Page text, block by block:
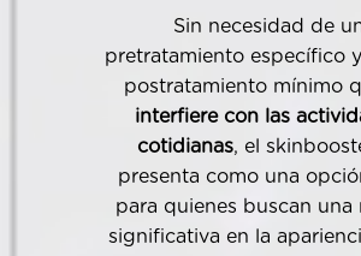
Sin necesidad de
pretratamiento específico
postratamiento mínimo
interfiere con las
cotidianas, el
presenta como una
para quienes buscan una
significativa en la